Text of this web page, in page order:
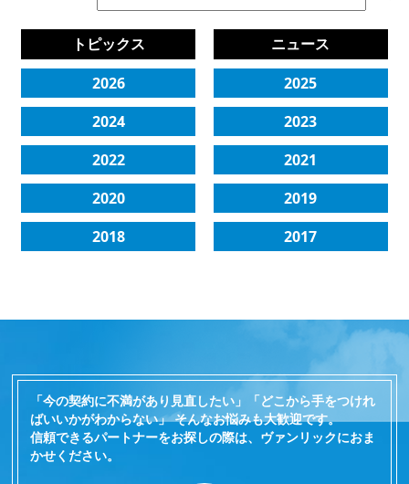
トピックス
ニュース
2026
2025
2024
2023
2022
2021
2020
2019
2018
2017
「今の契約に不満があり見直したい」「どこから手をつけれ
ばいいかがわからない」 そんなお悩みも大歓迎です。
信頼できるパートナーをお探しの際は、ヴァンリックにおま
かせください。